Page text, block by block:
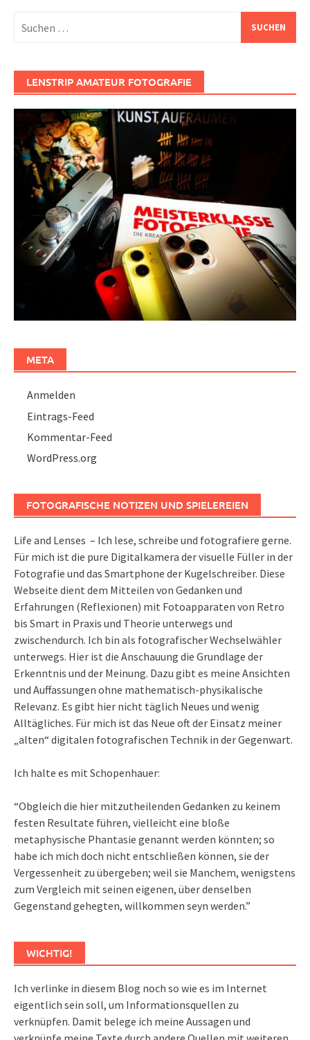
nach:
LENSTRIP AMATEUR FOTOGRAFIE
META
Anmelden
Eintrags-Feed
Kommentar-Feed
WordPress.org
FOTOGRAFISCHE NOTIZEN UND SPIELEREIEN
Life and Lenses – Ich lese, schreibe und fotografiere gerne.
Für mich ist die pure Digitalkamera der visuelle Füller in der
Fotografie und das Smartphone der Kugelschreiber. Diese
Webseite dient dem Mitteilen von Gedanken und
Erfahrungen (Reflexionen) mit Fotoapparaten von Retro
bis Smart in Praxis und Theorie unterwegs und
zwischendurch. Ich bin als fotografischer Wechselwähler
unterwegs. Hier ist die Anschauung die Grundlage der
Erkenntnis und der Meinung. Dazu gibt es meine Ansichten
und Auffassungen ohne mathematisch-physikalische
Relevanz. Es gibt hier nicht täglich Neues und wenig
Alltägliches. Für mich ist das Neue oft der Einsatz meiner
„alten“ digitalen fotografischen Technik in der Gegenwart.
Ich halte es mit Schopenhauer:
“Obgleich die hier mitzutheilenden Gedanken zu keinem
festen Resultate führen, vielleicht eine bloße
metaphysische Phantasie genannt werden könnten; so
habe ich mich doch nicht entschließen können, sie der
Vergessenheit zu übergeben; weil sie Manchem, wenigstens
zum Vergleich mit seinen eigenen, über denselben
Gegenstand gehegten, willkommen seyn werden.”
WICHTIG!
Ich verlinke in diesem Blog noch so wie es im Internet
eigentlich sein soll, um Informationsquellen zu
verknüpfen. Damit belege ich meine Aussagen und